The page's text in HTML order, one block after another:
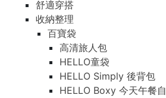
舒適穿搭
收納整理
百寶袋
高清旅人包
HELLO童袋
HELLO Simply 後背包
HELLO Boxy 今天午餐